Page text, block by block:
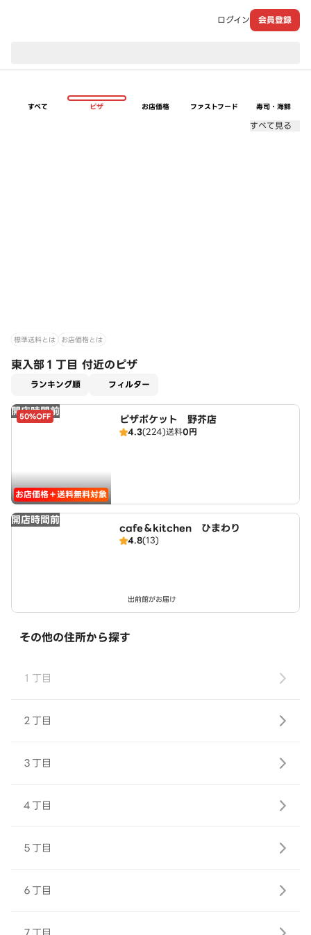
ログイン 会員登録
すべて ピザ お店価格 ファストフード 寿司・海鮮
すべて見る
標準送料とは お店価格とは
東入部１丁目 付近のピザ
ランキング順 フィルター
開店時間前
50%OFF
お店価格＋送料無料対象
ピザポケット 野芥店
4.3(224)送料0円
開店時間前
cafe＆kitchen ひまわり
4.8(13)
出前館がお届け
その他の住所から探す
１丁目
２丁目
３丁目
４丁目
５丁目
６丁目